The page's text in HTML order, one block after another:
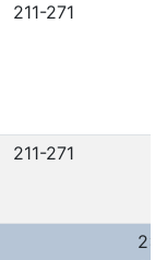
211-271
211-271